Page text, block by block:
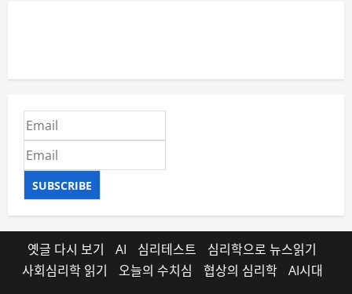
SUBSCRIBE
옛글 다시 보기 AI 심리테스트
심리학으로 뉴스읽기
사회심리학 읽기
오늘의 수치심 협상의 심리학 AI시대